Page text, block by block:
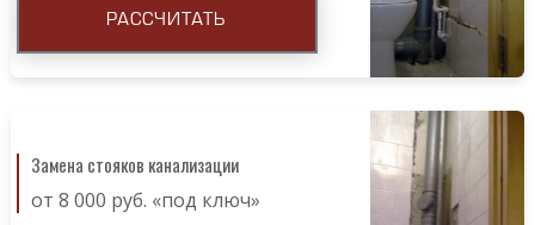
РАССЧИТАТЬ
Замена стояков канализации
от 8 000 руб. «под ключ»